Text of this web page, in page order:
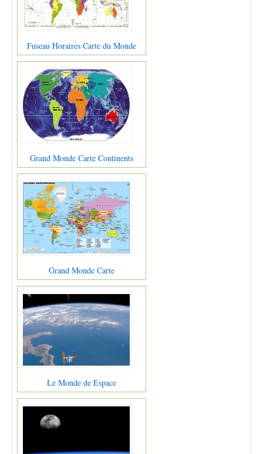
Fuseau Horaires Carte du Monde
Grand Monde Carte Continents
Grand Monde Carte
Le Monde de Espace